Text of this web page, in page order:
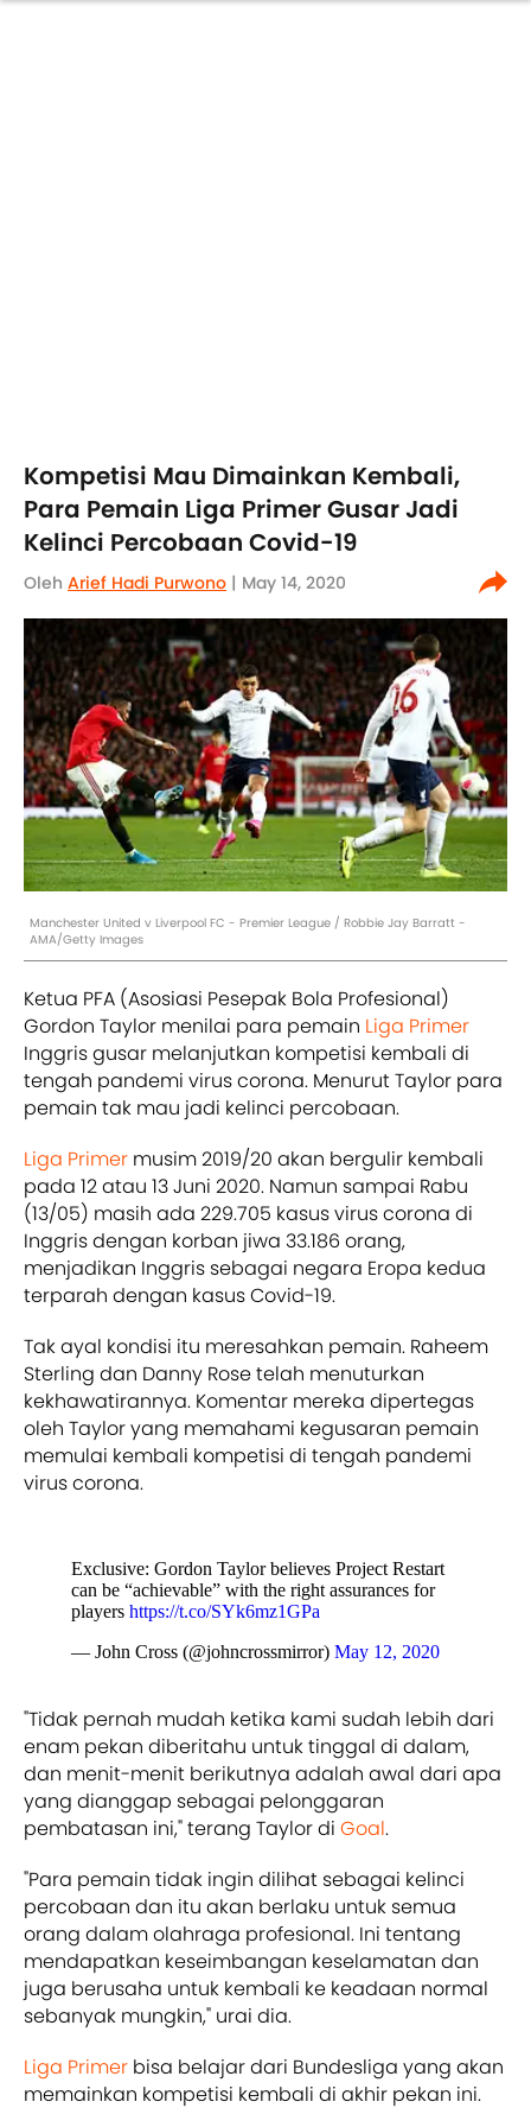
Kompetisi Mau Dimainkan Kembali,
Para Pemain Liga Primer Gusar Jadi
Kelinci Percobaan Covid-19
Oleh Arief Hadi Purwono | May 14, 2020
Manchester United v Liverpool FC - Premier League / Robbie Jay Barratt -
AMA/Getty Images
Ketua PFA (Asosiasi Pesepak Bola Profesional)
Gordon Taylor menilai para pemain Liga Primer
Inggris gusar melanjutkan kompetisi kembali di
tengah pandemi virus corona. Menurut Taylor para
pemain tak mau jadi kelinci percobaan.
Liga Primer musim 2019/20 akan bergulir kembali
pada 12 atau 13 Juni 2020. Namun sampai Rabu
(13/05) masih ada 229.705 kasus virus corona di
Inggris dengan korban jiwa 33.186 orang,
menjadikan Inggris sebagai negara Eropa kedua
terparah dengan kasus Covid-19.
Tak ayal kondisi itu meresahkan pemain. Raheem
Sterling dan Danny Rose telah menuturkan
kekhawatirannya. Komentar mereka dipertegas
oleh Taylor yang memahami kegusaran pemain
memulai kembali kompetisi di tengah pandemi
virus corona.
Exclusive: Gordon Taylor believes Project Restart
can be “achievable” with the right assurances for
players https://t.co/SYk6mz1GPa
— John Cross (@johncrossmirror) May 12, 2020
"Tidak pernah mudah ketika kami sudah lebih dari
enam pekan diberitahu untuk tinggal di dalam,
dan menit-menit berikutnya adalah awal dari apa
yang dianggap sebagai pelonggaran
pembatasan ini," terang Taylor di Goal.
"Para pemain tidak ingin dilihat sebagai kelinci
percobaan dan itu akan berlaku untuk semua
orang dalam olahraga profesional. Ini tentang
mendapatkan keseimbangan keselamatan dan
juga berusaha untuk kembali ke keadaan normal
sebanyak mungkin," urai dia.
Liga Primer bisa belajar dari Bundesliga yang akan
memainkan kompetisi kembali di akhir pekan ini.